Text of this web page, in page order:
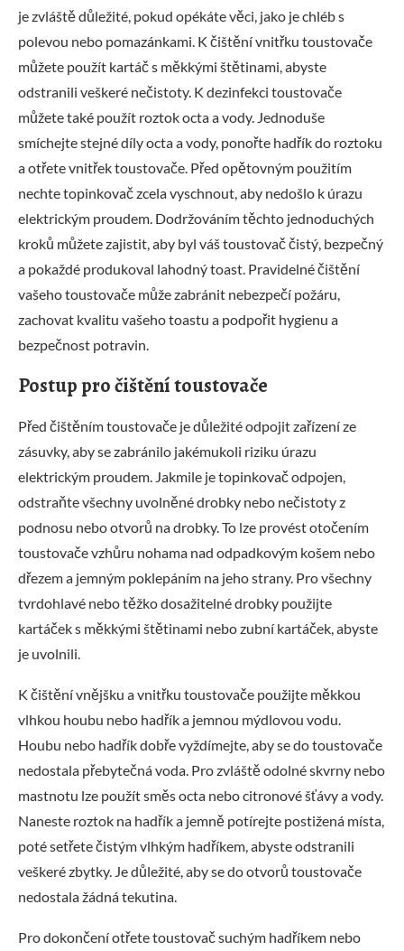
je zvláště důležité, pokud opékáte věci, jako je chléb s
polevou nebo pomazánkami. K čištění vnitřku toustovače
můžete použít kartáč s měkkými štětinami, abyste
odstranili veškeré nečistoty. K dezinfekci toustovače
můžete také použít roztok octa a vody. Jednoduše
smíchejte stejné díly octa a vody, ponořte hadřík do roztoku
a otřete vnitřek toustovače. Před opětovným použitím
nechte topinkovač zcela vyschnout, aby nedošlo k úrazu
elektrickým proudem. Dodržováním těchto jednoduchých
kroků můžete zajistit, aby byl váš toustovač čistý, bezpečný
a pokaždé produkoval lahodný toast. Pravidelné čištění
vašeho toustovače může zabránit nebezpečí požáru,
zachovat kvalitu vašeho toastu a podpořit hygienu a
bezpečnost potravin.
Postup pro čištění toustovače
Před čištěním toustovače je důležité odpojit zařízení ze
zásuvky, aby se zabránilo jakémukoli riziku úrazu
elektrickým proudem. Jakmile je topinkovač odpojen,
odstraňte všechny uvolněné drobky nebo nečistoty z
podnosu nebo otvorů na drobky. To lze provést otočením
toustovače vzhůru nohama nad odpadkovým košem nebo
dřezem a jemným poklepáním na jeho strany. Pro všechny
tvrdohlavé nebo těžko dosažitelné drobky použijte
kartáček s měkkými štětinami nebo zubní kartáček, abyste
je uvolnili.
K čištění vnějšku a vnitřku toustovače použijte měkkou
vlhkou houbu nebo hadřík a jemnou mýdlovou vodu.
Houbu nebo hadřík dobře vyždímejte, aby se do toustovače
nedostala přebytečná voda. Pro zvláště odolné skvrny nebo
mastnotu lze použít směs octa nebo citronové šťávy a vody.
Naneste roztok na hadřík a jemně potírejte postižená místa,
poté setřete čistým vlhkým hadříkem, abyste odstranili
veškeré zbytky. Je důležité, aby se do otvorů toustovače
nedostala žádná tekutina.
Pro dokončení otřete toustovač suchým hadříkem nebo